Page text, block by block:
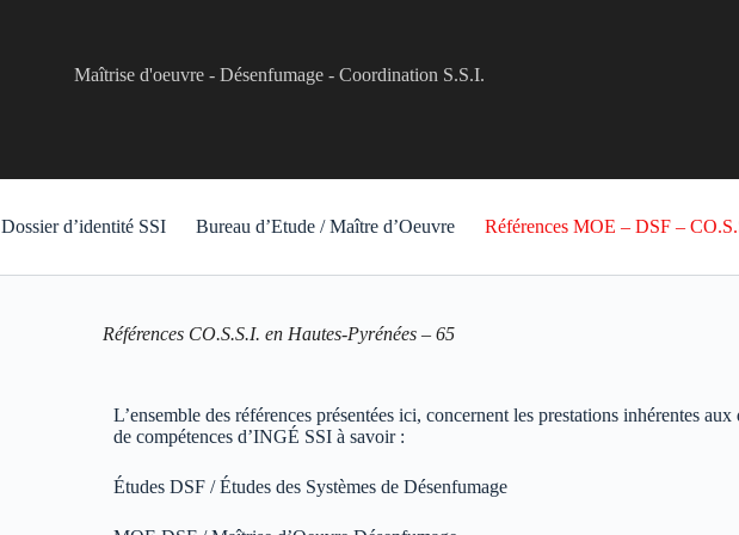
Maîtrise d'oeuvre - Désenfumage - Coordination S.S.I.
Dossier d’identité SSI Bureau d’Etude / Maître d’Oeuvre Références MOE – DSF –
Références CO.S.S.I. en Hautes-Pyrénées – 65
L’ensemble des références présentées ici, concernent les prestations inhérentes aux
de compétences d’INGÉ SSI à savoir :
Études DSF / Études des Systèmes de Désenfumage